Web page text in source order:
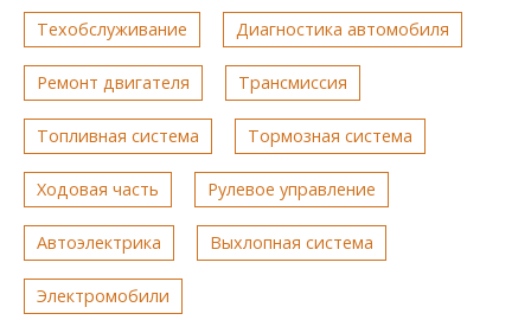
Техобслуживание Диагностика автомобиля
Ремонт двигателя Трансмиссия
Топливная система Тормозная система
Ходовая часть Рулевое управление
Автоэлектрика Выхлопная система
Электромобили